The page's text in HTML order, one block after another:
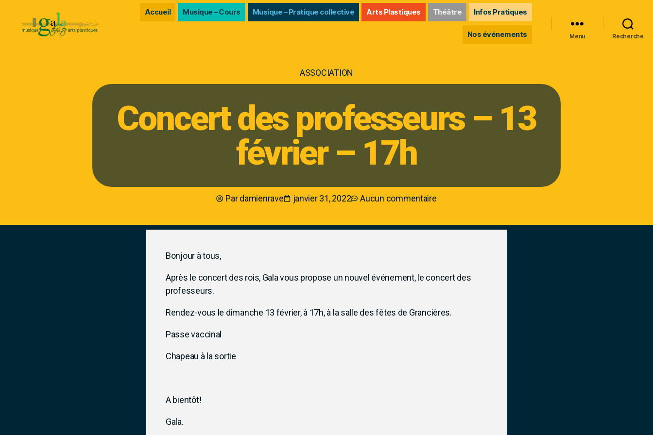
Accueil Musique – Cours Musique – Pratique collective Arts Plastiques Théâtre Infos Pratiques
Nos événements Menu Recherche
ASSOCIATION
Concert des professeurs – 13
février – 17h
Pardamienrave janvier 31, 2022 Aucun commentaire
Bonjour à tous,
Après le concert des rois, Gala vous propose un nouvel événement, le concert des
professeurs.
Rendez-vous le dimanche 13 février, à 17h, à la salle des fêtes de Grancières.
Passe vaccinal
Chapeau à la sortie
A bientôt!
Gala.